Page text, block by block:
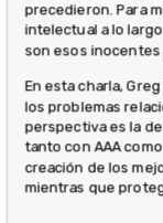
precedieron. Para
intelectual a lo
son esos
En esta charla,
los problemas
perspectiva es la
tanto con AAA
creación de los
mientras que